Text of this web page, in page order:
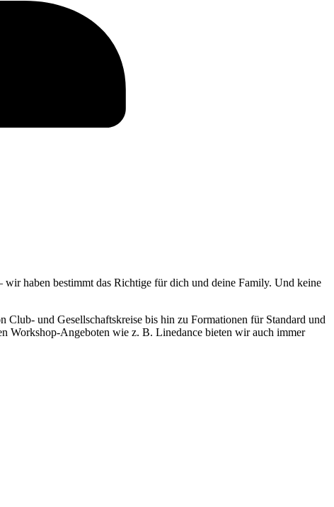
haben bestimmt das Richtige für dich und deine Family. Und keine
und Gesellschaftskreise bis hin zu Formationen für Standard und
Workshop-Angeboten wie z. B. Linedance bieten wir auch immer